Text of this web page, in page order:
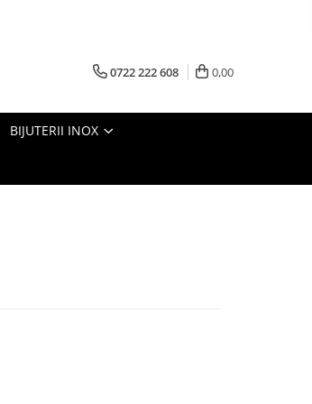
0722 222 608 0,00
BIJUTERII INOX